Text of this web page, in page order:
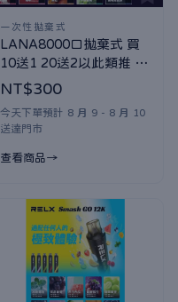
一次性拋棄式
LANA8000口拋棄式 買
10送1 20送2以此類推 口
味隨機贈送
NT$300
今天下單預計 8 月 9 - 8 月 10
送達門市
查看商品